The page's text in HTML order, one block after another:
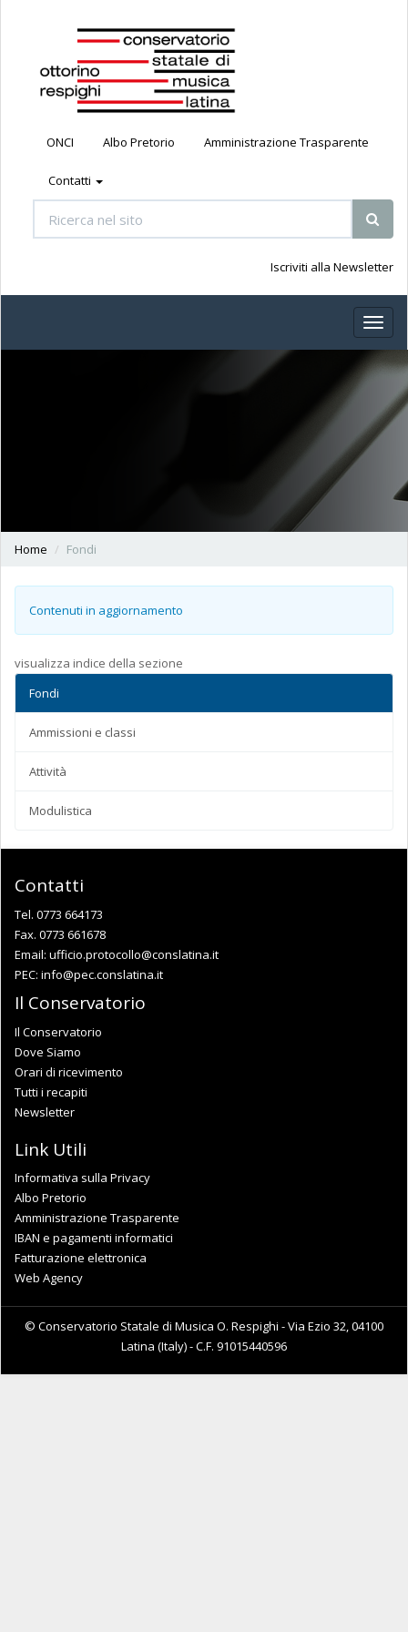
ONCI Albo Pretorio Amministrazione Trasparente
Contatti
Iscriviti alla Newsletter
Toggle
Home Fondi
Contenuti in aggiornamento
visualizza indice della sezione
Fondi
Ammissioni e classi
Attività
Modulistica
Contatti
Tel. 0773 664173
Fax. 0773 661678
Email: ufficio.protocollo@conslatina.it
PEC: info@pec.conslatina.it
Il Conservatorio
Il Conservatorio
Dove Siamo
Orari di ricevimento
Tutti i recapiti
Newsletter
Link Utili
Informativa sulla Privacy
Albo Pretorio
Amministrazione Trasparente
IBAN e pagamenti informatici
Fatturazione elettronica
Web Agency
© Conservatorio Statale di Musica O. Respighi - Via Ezio 32, 04100
Latina (Italy) - C.F. 91015440596